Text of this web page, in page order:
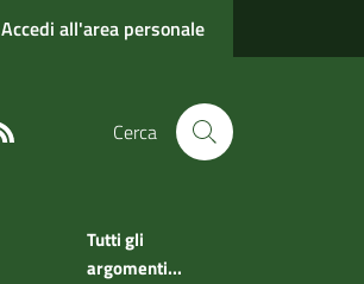
Accedi all'area personale
Cerca
Tutti gli
argomenti...